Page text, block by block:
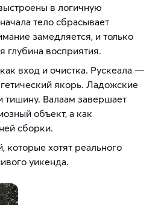
в логичную
тело сбрасывает
замедляется, и только
глубина восприятия.
вход и очистка. Рускеала —
якорь. Ладожские
Валаам завершает
объект, а как
сборки.
хотят реального
уикенда.